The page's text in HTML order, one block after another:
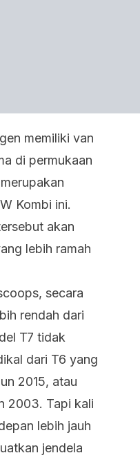
memiliki van
di permukaan
Kombi ini.
akan
lebih ramah
secara
rendah dari
T7 tidak
dari T6 yang
2015, atau
2003. Tapi kali
lebih jauh
jendela